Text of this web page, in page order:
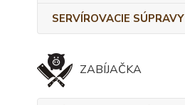
SERVÍROVACIE SÚPRAVY
ZABÍJAČKA